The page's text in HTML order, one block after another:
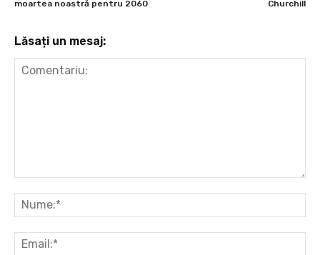
moartea noastră pentru 2060 Churchill
Lăsați un mesaj: